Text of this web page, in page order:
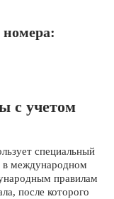
с учетом
специальный
в международном
правилам
после которого